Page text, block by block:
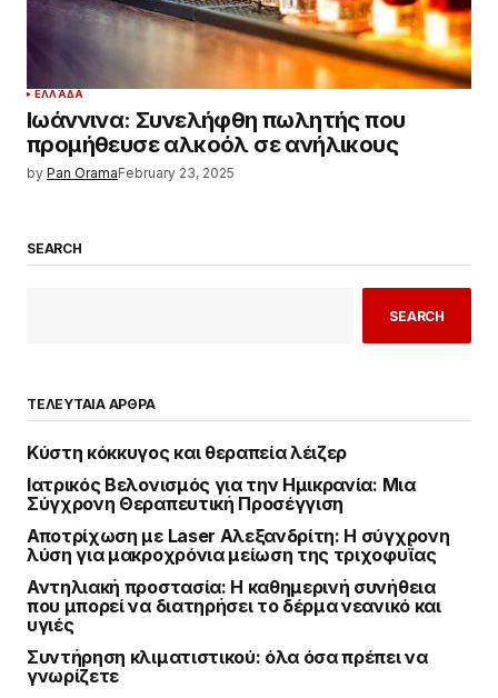
ΕΛΛΆΔΑ
Ιωάννινα: Συνελήφθη πωλητής που
προμήθευσε αλκοόλ σε ανήλικους
by Pan OramaFebruary 23, 2025
SEARCH
SEARCH
ΤΕΛΕΥΤΑΙΑ ΑΡΘΡΑ
Κύστη κόκκυγος και θεραπεία λέιζερ
Ιατρικός Βελονισμός για την Ημικρανία: Μια
Σύγχρονη Θεραπευτική Προσέγγιση
Αποτρίχωση με Laser Αλεξανδρίτη: Η σύγχρονη
λύση για μακροχρόνια μείωση της τριχοφυΐας
Αντηλιακή προστασία: Η καθημερινή συνήθεια
που μπορεί να διατηρήσει το δέρμα νεανικό και
υγιές
Συντήρηση κλιματιστικού: όλα όσα πρέπει να
γνωρίζετε